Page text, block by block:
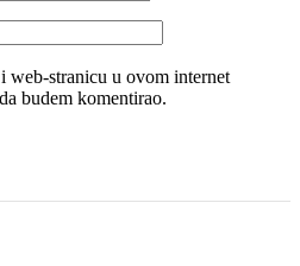
web-stranicu u ovom internet
budem komentirao.